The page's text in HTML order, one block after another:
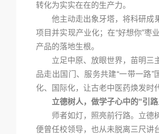
转化为实实在在的生产力。
他主动走出象牙塔，将科研成
项目并实现产业化；在“好想你”枣
产品的落地生根。
立足中原、放眼世界，苗明三
品走出国门、服务共建“一带一路
化、国际化，让古老中医药焕发时
立德树人，做学子心中的“引路
师者如灯，照亮前行路。立德
便曾任校领导，也从未脱离三尺讲